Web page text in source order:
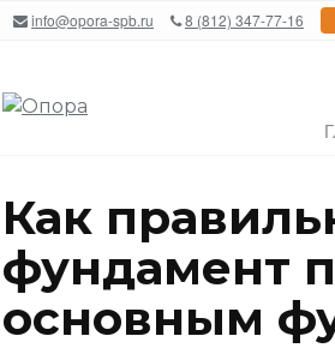
info@opora-spb.ru 8 (812) 347-77-16
Как
фундамент
основным